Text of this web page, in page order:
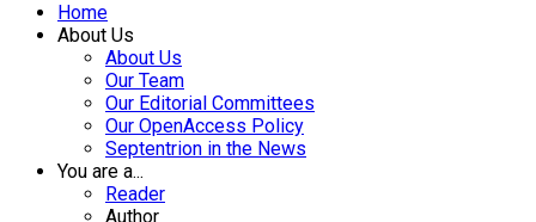
Home
About Us
About Us
Our Team
Our Editorial Committees
Our OpenAccess Policy
Septentrion in the News
You are a...
Reader
Author